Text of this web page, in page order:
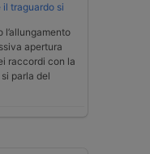
il traguardo si
apertura
raccordi con la
parla del